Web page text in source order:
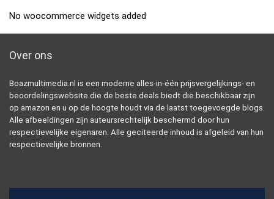
No woocommerce widgets added
Over ons
Boazmultimedia.nl is een moderne alles-in-één prijsvergelijkings- en
beoordelingswebsite die de beste deals biedt die beschikbaar zijn
op amazon en u op de hoogte houdt via de laatst toegevoegde blogs.
Alle afbeeldingen zijn auteursrechtelijk beschermd door hun
respectievelijke eigenaren. Alle geciteerde inhoud is afgeleid van hun
respectievelijke bronnen.